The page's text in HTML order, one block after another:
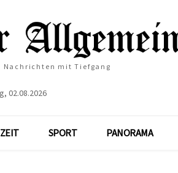
mit Tiefgang
02.08.2026
SPORT PANORAMA